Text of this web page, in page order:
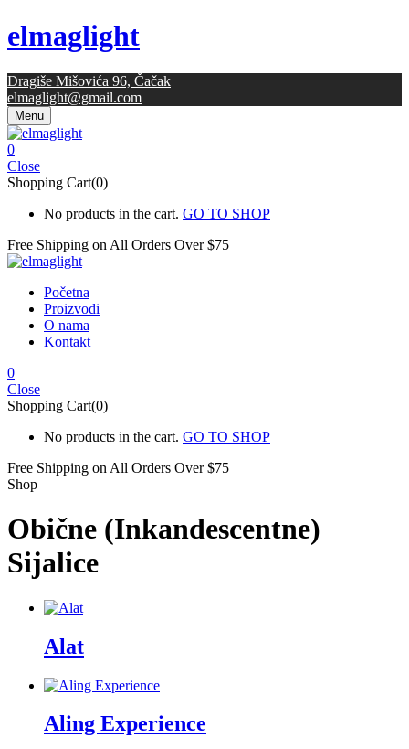
elmaglight
Dragiše Mišovića 96, Čačak
elmaglight@gmail.com
Menu
0
Close
Shopping Cart(0)
No products in the cart. GO TO SHOP
Free Shipping on All Orders Over $75
Početna
Proizvodi
O nama
Kontakt
0
Close
Shopping Cart(0)
No products in the cart. GO TO SHOP
Free Shipping on All Orders Over $75
Shop
Obične (Inkandescentne)
Sijalice
Alat
Aling Experience